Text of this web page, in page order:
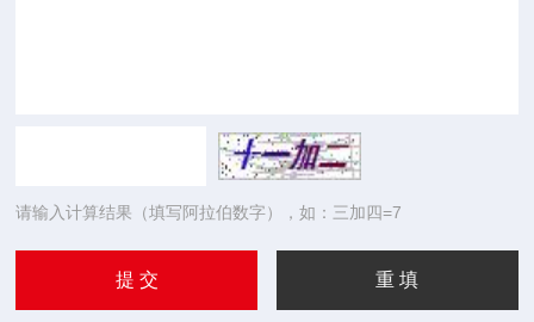
请输入计算结果（填写阿拉伯数字），如：三加四=7